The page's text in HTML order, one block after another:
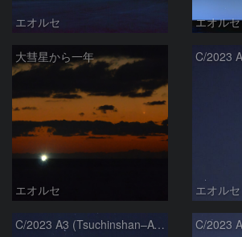
エオルセ エオルセ
大彗星から一年
エオルセ エオルセ
C/2023 A3 (Tsuchinshan–ATLAS)